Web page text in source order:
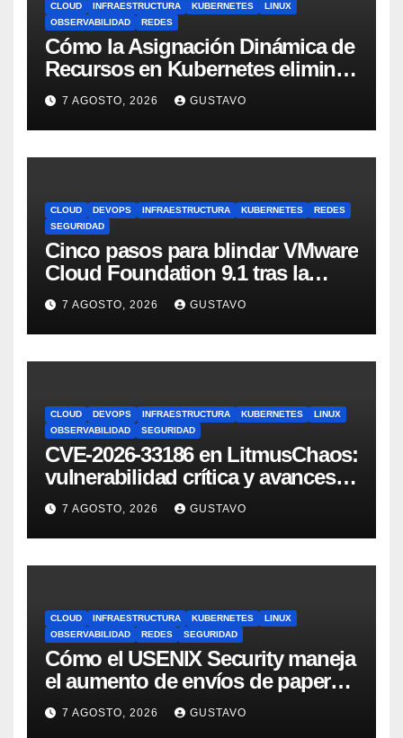
CLOUD INFRAESTRUCTURA KUBERNETES
LINUX
OBSERVABILIDAD
REDES
Cómo la Asignación Dinámica de
Recursos en Kubernetes elimina
el dolor con GPUs
7 AGOSTO, 2026 GUSTAVO
CLOUD DEVOPS INFRAESTRUCTURA KUBERNETES
REDES
SEGURIDAD
Cinco pasos para blindar VMware
Cloud Foundation 9.1 tras la
actualización
7 AGOSTO, 2026 GUSTAVO
CLOUD DEVOPS INFRAESTRUCTURA KUBERNETES
LINUX
OBSERVABILIDAD
SEGURIDAD
CVE-2026-33186 en LitmusChaos:
vulnerabilidad crítica y avances
del proyecto en 2026
7 AGOSTO, 2026 GUSTAVO
CLOUD INFRAESTRUCTURA KUBERNETES
LINUX
OBSERVABILIDAD
REDES SEGURIDAD
Cómo el USENIX Security maneja
el aumento de envíos de papers
en la era IA
7 AGOSTO, 2026 GUSTAVO